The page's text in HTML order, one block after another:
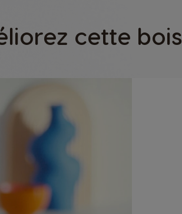
cette